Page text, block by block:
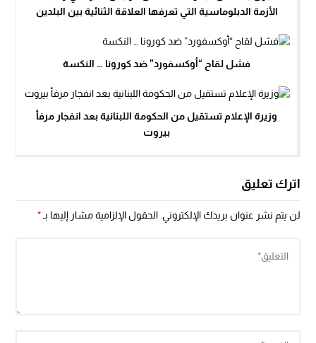
الأزمة الدبلوماسية التي تعرفها العلاقة الثنائية بين البلدين
فشل لقاح “أوكسفورد” ضد كورونا … النكسة
وزيرة الإعلام تستقيل من الحكومة اللبنانية بعد انفجار مرفأ
بيروت
اترك تعليق
لن يتم نشر عنوان بريدك الإلكتروني. الحقول الإلزامية مشار إليها بـ*